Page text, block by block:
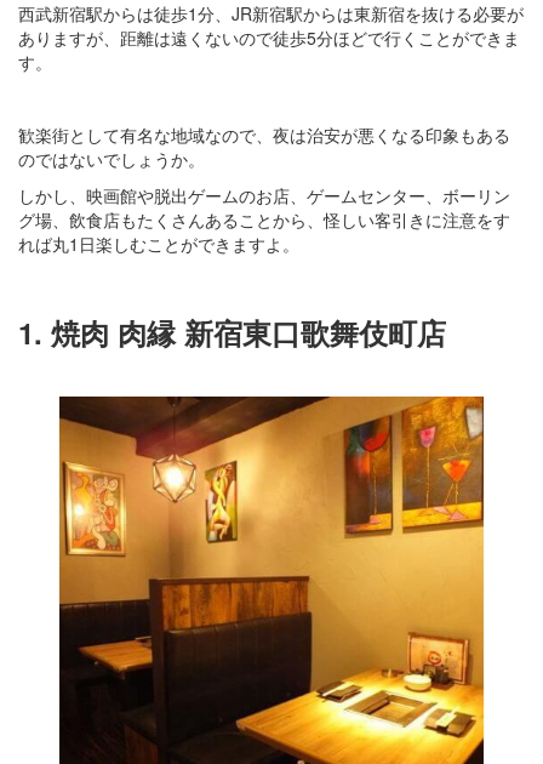
西武新宿駅からは徒歩1分、JR新宿駅からは東新宿を抜ける必要が
ありますが、距離は遠くないので徒歩5分ほどで行くことができま
す。
歓楽街として有名な地域なので、夜は治安が悪くなる印象もある
のではないでしょうか。
しかし、映画館や脱出ゲームのお店、ゲームセンター、ボーリン
グ場、飲食店もたくさんあることから、怪しい客引きに注意をす
れば丸1日楽しむことができますよ。
1. 焼肉 肉縁 新宿東口歌舞伎町店